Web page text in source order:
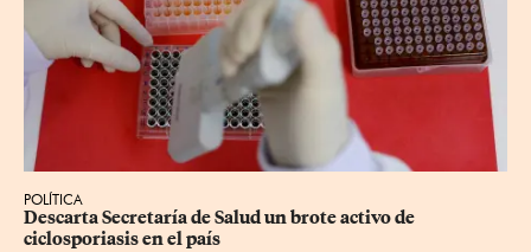
POLÍTICA
Descarta Secretaría de Salud un brote activo de
ciclosporiasis en el país